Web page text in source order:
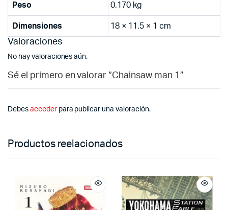
Peso 0.170 kg
Dimensiones 18 × 11.5 × 1 cm
Valoraciones
No hay valoraciones aún.
Sé el primero en valorar “Chainsaw man 1”
Debes accederpara publicar una valoración.
Productos reelacionados